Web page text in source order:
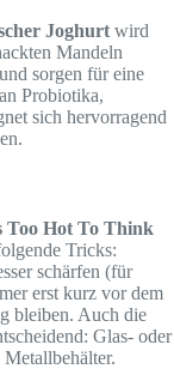
Joghurt wird
Mandeln
sorgen für eine
Probiotika,
sich hervorragend
Too Hot To Think
Tricks:
schärfen (für
erst kurz vor dem
bleiben. Auch die
Glas- oder